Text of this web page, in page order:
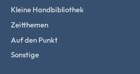
Kleine Handbibliothek
Zeitthemen
Auf den Punkt
Sonstige